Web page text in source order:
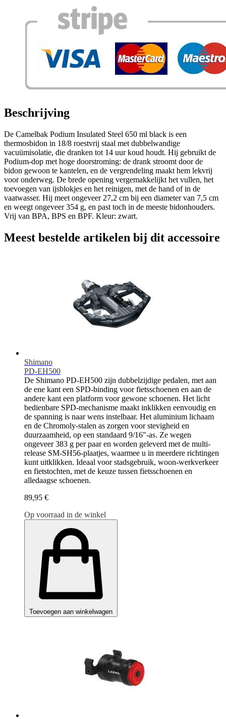
Beschrijving
De Camelbak Podium Insulated Steel 650 ml black is een
thermosbidon in 18/8 roestvrij staal met dubbelwandige
vacuümisolatie, die dranken tot 14 uur koud houdt. Hij gebruikt de
Podium-dop met hoge doorstroming: de drank stroomt door de
bidon gewoon te kantelen, en de vergrendeling maakt hem lekvrij
voor onderweg. De brede opening vergemakkelijkt het vullen, het
toevoegen van ijsblokjes en het reinigen, met de hand of in de
vaatwasser. Hij meet ongeveer 27,2 cm bij een diameter van 7,5 cm
en weegt ongeveer 354 g, en past toch in de meeste bidonhouders.
Vrij van BPA, BPS en BPF. Kleur: zwart.
Meest bestelde artikelen bij dit accessoire
Shimano
PD-EH500
De Shimano PD-EH500 zijn dubbelzijdige pedalen, met aan
de ene kant een SPD-binding voor fietsschoenen en aan de
andere kant een platform voor gewone schoenen. Het licht
bedienbare SPD-mechanisme maakt inklikken eenvoudig en
de spanning is naar wens instelbaar. Het aluminium lichaam
en de Chromoly-stalen as zorgen voor stevigheid en
duurzaamheid, op een standaard 9/16"-as. Ze wegen
ongeveer 383 g per paar en worden geleverd met de multi-
release SM-SH56-plaatjes, waarmee u in meerdere richtingen
kunt uitklikken. Ideaal voor stadsgebruik, woon-werkverkeer
en fietstochten, met de keuze tussen fietsschoenen en
alledaagse schoenen.
89,95 €
Op voorraad in de winkel
Toevoegen aan winkelwagen